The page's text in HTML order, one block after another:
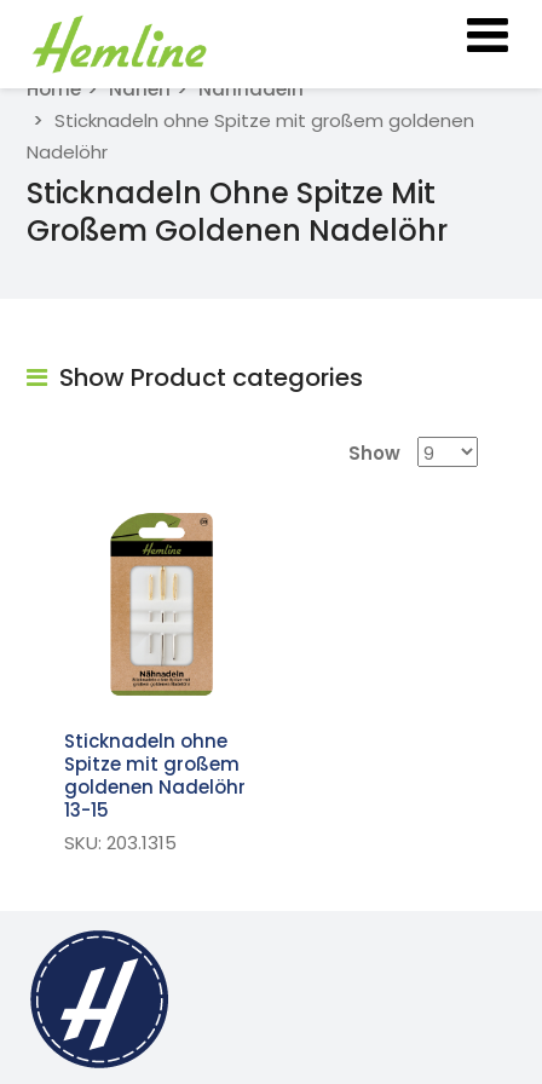
Home Nähen
Nähnadeln
Sticknadeln ohne Spitze mit großem goldenen
Nadelöhr
Sticknadeln Ohne Spitze Mit
Großem Goldenen Nadelöhr
Show Product categories
Show
Sticknadeln ohne
Spitze mit großem
goldenen Nadelöhr
13-15
SKU: 203.1315